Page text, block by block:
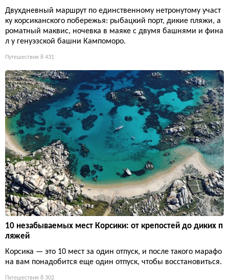
Двухдневный маршрут по единственному нетронутому участ
ку корсиканского побережья: рыбацкий порт, дикие пляжи, а
роматный маквис, ночевка в маяке с двумя башнями и фина
л у генуэзской башни Кампоморо.
Путешествия 8 431
10 незабываемых мест Корсики: от крепостей до диких п
ляжей
Корсика — это 10 мест за один отпуск, и после такого марафо
на вам понадобится еще один отпуск, чтобы восстановиться.
Путешествия 8 302